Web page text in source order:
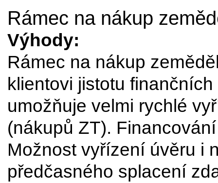
Rámec na nákup
Výhody:
Rámec na nákup
klientovi jistotu
umožňuje velmi rychlé
(nákupů ZT).
Možnost vyřízení úvěru i
předčasného splacení